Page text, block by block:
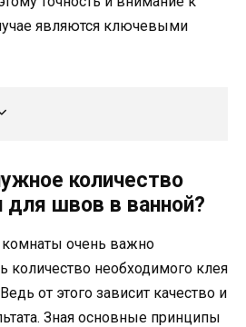
являются ключевыми
количество
для швов в ванной?
очень важно
количество необходимого клея
от этого зависит качество и
Зная основные принципы